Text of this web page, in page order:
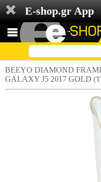
E-shop.gr App
BEEYO DIAMOND
GALAXY J5 2017 GOLD